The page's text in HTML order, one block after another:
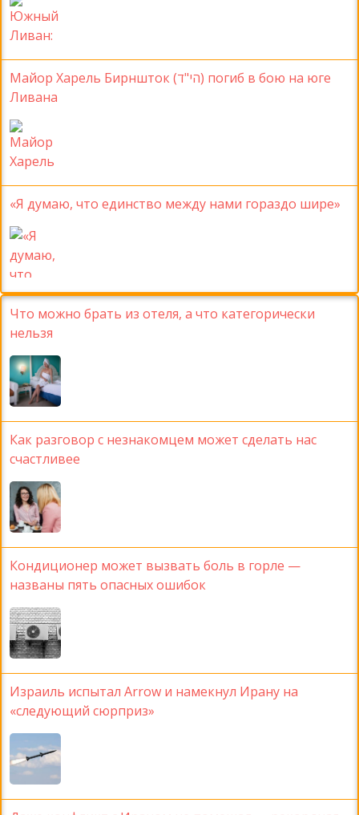
Майор Харель Бирншток (הי"ד) погиб в бою на юге
Ливана
«Я думаю, что единство между нами гораздо шире»
Что можно брать из отеля, а что категорически
нельзя
Как разговор с незнакомцем может сделать нас
счастливее
Кондиционер может вызвать боль в горле —
названы пять опасных ошибок
Израиль испытал Arrow и намекнул Ирану на
«следующий сюрприз»